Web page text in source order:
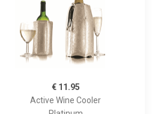
€ 11.95
Active Wine Cooler